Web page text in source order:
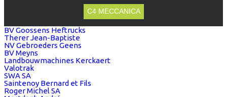
C4 MECCANICA
BV Goossens Heftrucks
Therer Jean-Baptiste
NV Gebroeders Geens
BV Meyns
Landbouwmachines Kerckaert
Valotrak
SWA SA
Saintenoy Bernard et Fils
Roger Michel SA